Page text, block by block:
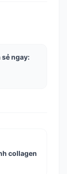
sẻ ngay:
collagen